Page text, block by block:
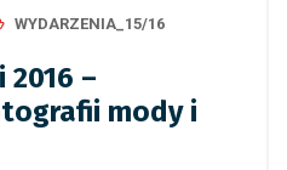
WYDARZENIA_15/16
–
mody i